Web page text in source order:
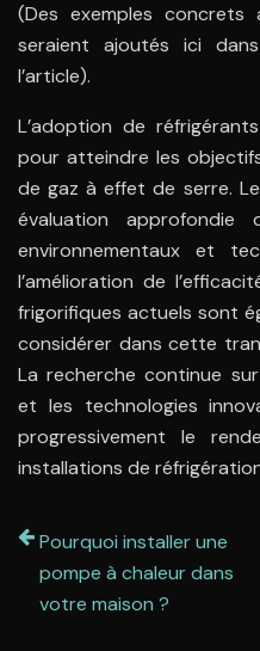
(Des exemples concrets
seraient ajoutés ici
l’article).
L’adoption de
pour atteindre les
de gaz à effet de serre.
évaluation approfondie
environnementaux et
l’amélioration de
frigorifiques actuels sont
considérer dans cette
La recherche continue
et les technologies
progressivement le
installations de
Pourquoi installer une
pompe à chaleur dans
votre maison ?